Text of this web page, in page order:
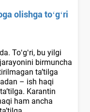
olishga toʻgʻri
Toʻgʻri, bu yilgi
birmuncha
ta’tilga
– ish haqi
Karantin
ham ancha